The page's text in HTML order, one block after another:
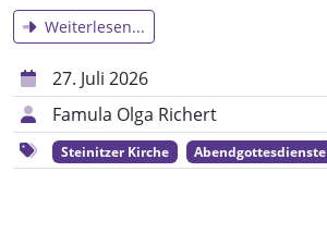
Weiterlesen...
27. Juli 2026
Famula Olga Richert
Steinitzer Kirche Abendgottesdienste